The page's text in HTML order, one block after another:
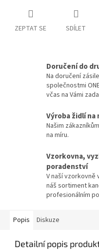
ZEPTAT SE SDÍLET
Doručení do
Na doručení
společnostmi
včas na Vámi
Výroba židlí na
Našim
na míru.
Vzorkovna,
poradenství
V naší
náš sortiment
profesionálním
Popis Diskuze
Detailní popis